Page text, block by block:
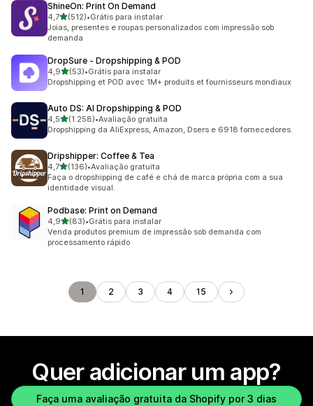
ShineOn: Print On Demand
4,7de 5 estrelas
(512)
512 avaliações ao todo
•Grátis para instalar
Joias, presentes e roupas personalizados com impressão sob
demanda
DropSure ‑ Dropshipping & POD
4,9de 5 estrelas
(53)
53 avaliações ao todo
•Grátis para instalar
Dropshipping et POD avec 1M+ produits et fournisseurs mondiaux
Auto DS: AI Dropshipping & POD
4,5de 5 estrelas
(1.258)
1258 avaliações ao todo
•Avaliação gratuita
Dropshipping da AliExpress, Amazon, Dsers e 6918 fornecedores.
Dripshipper: Coffee & Tea
4,7de 5 estrelas
(136)
136 avaliações ao todo
•Avaliação gratuita
Faça o dropshipping de café e chá de marca própria com a sua
identidade visual.
Podbase: Print on Demand
4,9de 5 estrelas
(83)
83 avaliações ao todo
•Grátis para instalar
Venda produtos premium de impressão sob demanda com
processamento rápido
1 2 3 4 15
Quer adicionar um app?
Faça uma avaliação gratuita da Shopify por 3 dias